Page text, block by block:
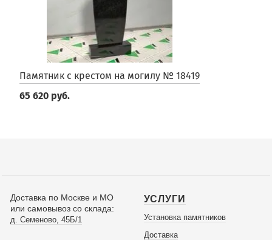
Памятник с крестом на могилу № 18419
65 620 руб.
Доставка по Москве и МО
или самовывоз со склада:
д. Семеново, 45Б/1
УСЛУГИ
Установка памятников
Доставка